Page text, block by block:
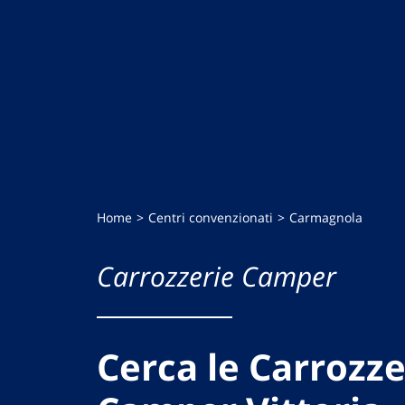
Home Centri convenzionati Carmagnola
Carrozzerie Camper
Cerca le